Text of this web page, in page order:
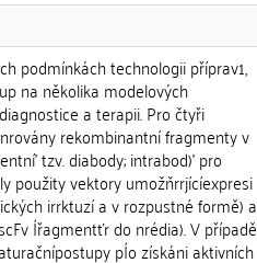
podmínkách technologii příprav1,
na několika modelových
a terapii. Pro čtyři
rekombinantní fragmenty v
tzv. diabody; intrabod)' pro
použity vektory umožňrrjícíexpresi
irrktuzí a v rozpustné formě) a
Ířagmentťr do nrédia). V případě
pÍo získáni aktivních